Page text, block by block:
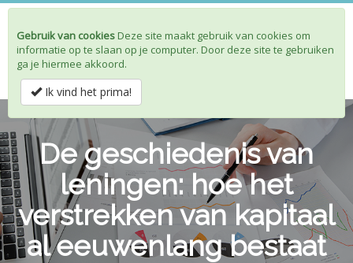
Toggle
De geschiedenis van
leningen: hoe het
verstrekken van kapitaal
al eeuwenlang bestaat
Gebruik van cookiesDeze site maakt gebruik van cookies om
informatie op te slaan op je computer. Door deze site te gebruiken
ga je hiermee akkoord.
Ik vind het prima!